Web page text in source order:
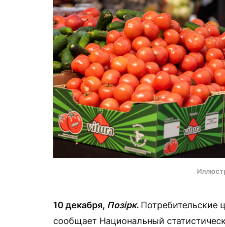
10 декабря, Позірк. Потребительские
сообщает Национальный